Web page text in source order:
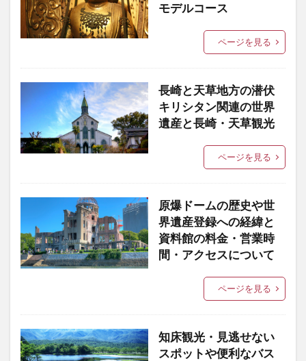
モデルコース
ページを見る
長崎と天草地方の潜伏
キリシタン関連の世界
遺産と長崎・天草観光
ページを見る
原爆ドームの歴史や世
界遺産登録への経緯と
資料館の料金・営業時
間・アクセスについて
ページを見る
知床観光・見逃せない
スポットや便利なバス